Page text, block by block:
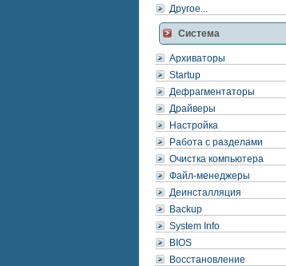
Другое...
Система
Архиваторы
Startup
Дефрагментаторы
Драйверы
Настройка
Работа с разделами
Очистка компьютера
Файл-менеджеры
Деинсталляция
Backup
System Info
BIOS
Восстановление